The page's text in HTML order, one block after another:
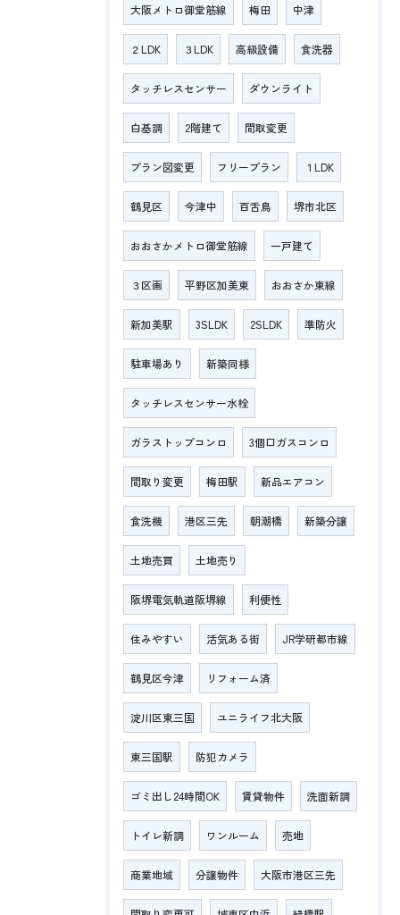
大阪メトロ御堂筋線 梅田 中津
２LDK ３LDK 高級設備 食洗器
タッチレスセンサー ダウンライト
白基調 2階建て 間取変更
プラン図変更 フリープラン １LDK
鶴見区 今津中 百舌鳥 堺市北区
おおさかメトロ御堂筋線 一戸建て
３区画 平野区加美東 おおさか東線
新加美駅 3SLDK 2SLDK 準防火
駐車場あり 新築同様
タッチレスセンサー水栓
ガラストップコンロ 3個口ガスコンロ
間取り変更 梅田駅 新品エアコン
食洗機 港区三先 朝潮橋 新築分譲
土地売買 土地売り
阪堺電気軌道阪堺線 利便性
住みやすい 活気ある街 JR学研都市線
鶴見区今津 リフォーム済
淀川区東三国 ユニライフ北大阪
東三国駅 防犯カメラ
ゴミ出し24時間OK 賃貸物件 洗面新調
トイレ新調 ワンルーム 売地
商業地域 分譲物件 大阪市港区三先